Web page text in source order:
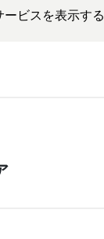
ビスを表示する